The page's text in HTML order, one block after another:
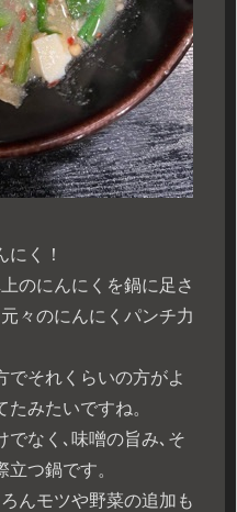
く！
のにんにくを鍋に足さ
々のにんにくパンチ力
でそれくらいの方がよ
みたいですね。
でなく､味噌の旨み､そ
つ鍋です。
んモツや野菜の追加も